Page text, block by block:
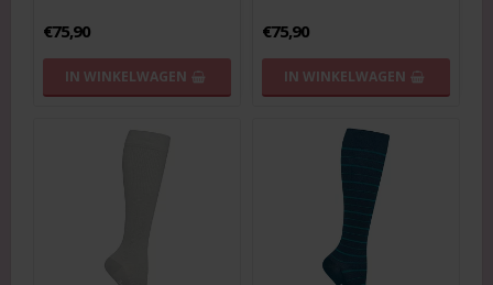
€75,90
IN WINKELWAGEN
€75,90
IN WINKELWAGEN